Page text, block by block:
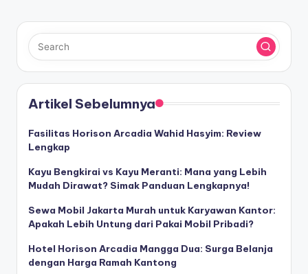
Artikel Sebelumnya
Fasilitas Horison Arcadia Wahid Hasyim: Review
Lengkap
Kayu Bengkirai vs Kayu Meranti: Mana yang Lebih
Mudah Dirawat? Simak Panduan Lengkapnya!
Sewa Mobil Jakarta Murah untuk Karyawan Kantor:
Apakah Lebih Untung dari Pakai Mobil Pribadi?
Hotel Horison Arcadia Mangga Dua: Surga Belanja
dengan Harga Ramah Kantong